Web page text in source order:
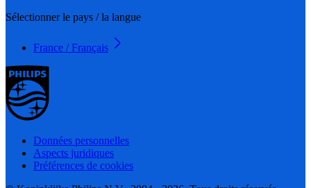
Sélectionner le pays / la langue
France / Français
Données personnelles
Aspects juridiques
Préférences de cookies